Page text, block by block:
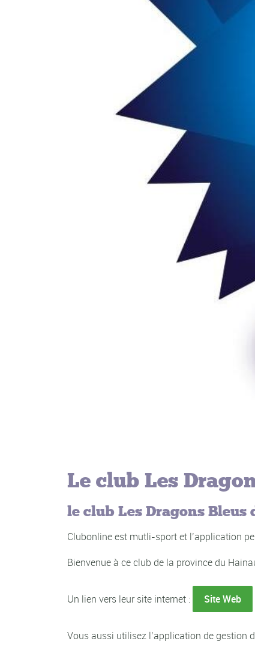
Le club Les
le club Les Dragons
Clubonline est mutli-sport et l’application
Bienvenue à ce club de la province du
Un lien vers leur site internet : Site Web
Vous aussi utilisez l’application de gestion